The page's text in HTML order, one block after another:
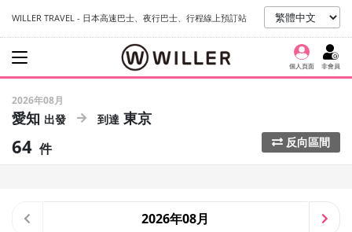
WILLER TRAVEL - 日本高速巴士、夜行巴士、行程線上預訂站
個人頁面 非會員
2026年08月
愛知 東京
64 件 反向區間
2026年08月